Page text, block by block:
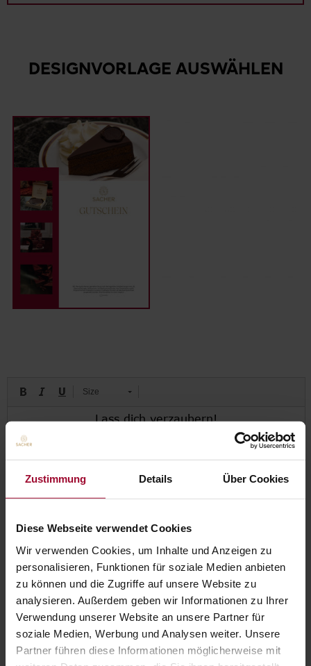
Zustimmung Details Über Cookies
Diese Webseite verwendet Cookies
Wir verwenden Cookies, um Inhalte und Anzeigen zu
personalisieren, Funktionen für soziale Medien anbieten
zu können und die Zugriffe auf unsere Website zu
analysieren. Außerdem geben wir Informationen zu Ihrer
Verwendung unserer Website an unsere Partner für
soziale Medien, Werbung und Analysen weiter. Unsere
Partner führen diese Informationen möglicherweise mit
DESIGNVORLAGE AUSWÄHLEN
Size
0,00 EUR
Anzahl: KAUFEN